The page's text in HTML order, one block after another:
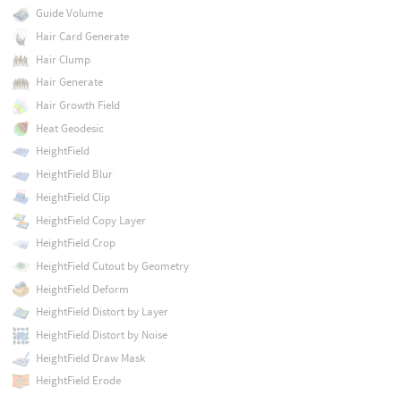
Guide Volume
Hair Card Generate
Hair Clump
Hair Generate
Hair Growth Field
Heat Geodesic
HeightField
HeightField Blur
HeightField Clip
HeightField Copy Layer
HeightField Crop
HeightField Cutout by Geometry
HeightField Deform
HeightField Distort by Layer
HeightField Distort by Noise
HeightField Draw Mask
HeightField Erode